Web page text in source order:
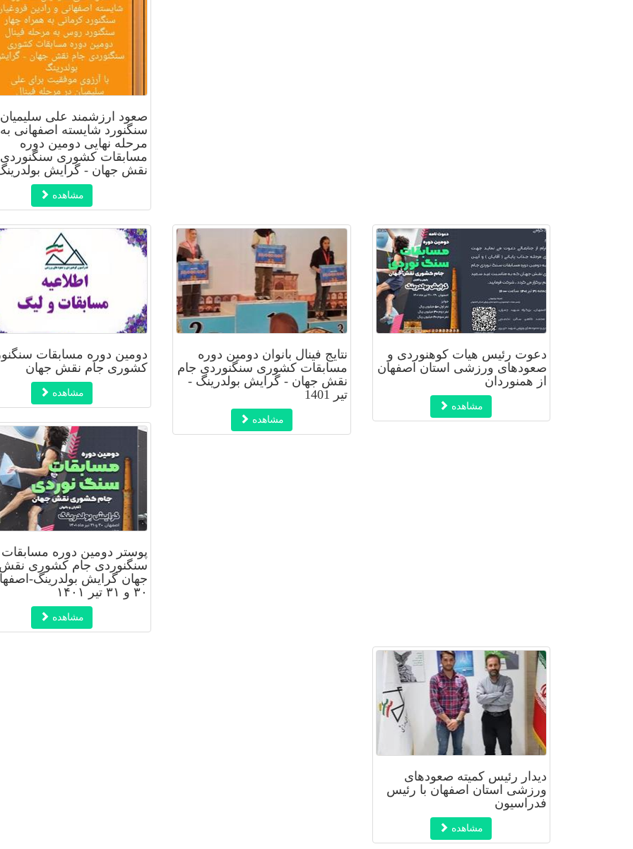
صعود ارزشمند علی سلیمیان
سنگنورد شایسته اصفهانی به
مرحله نهایی دومین دوره
مسابقات کشوری
نقش جهان - گرایش
مشاهده
دعوت رئیس هیات کوهنوردی و
صعودهای ورزشی استان اصفهان
از همنوردان
مشاهده
نتایج فینال بانوان دومین دوره
مسابقات کشوری سنگنوردی جام
نقش جهان - گرایش بولدرینگ -
تیر 1401
مشاهده
دومین دوره مسابقات
کشوری جام نقش جهان
مشاهده
پوستر دومین دوره مسابقات
سنگنوردی جام کشوری
جهان گرایش بولدرینگ-
۳۰ و ۳۱ تیر ۱۴۰۱
مشاهده
دیدار رئیس کمیته صعودهای
ورزشی استان اصفهان با رئیس
فدراسیون
مشاهده